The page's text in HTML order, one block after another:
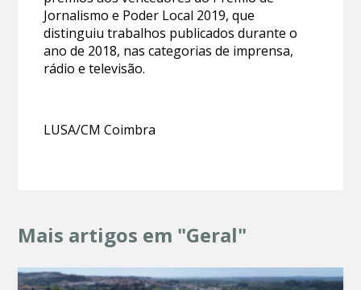
Jornalismo e Poder Local 2019, que
distinguiu trabalhos publicados durante o
ano de 2018, nas categorias de imprensa,
rádio e televisão.
LUSA/CM Coimbra
Mais artigos em "Geral"